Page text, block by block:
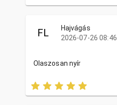
FL
Hajvágás
2026-07-26 08:46
Olaszosan nyír